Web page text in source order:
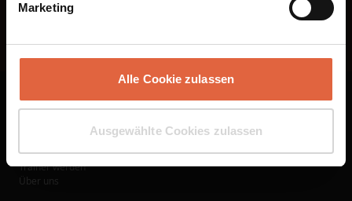
Marketing
Alle Cookie zulassen
Ausgewählte Cookies zulassen
Ausbildungen
Learn@Home Premium
Förderungsmöglichkeiten
Trainer werden
Über uns